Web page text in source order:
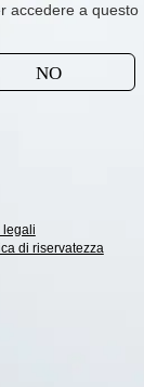
accedere a questo
NO
legali
di riservatezza